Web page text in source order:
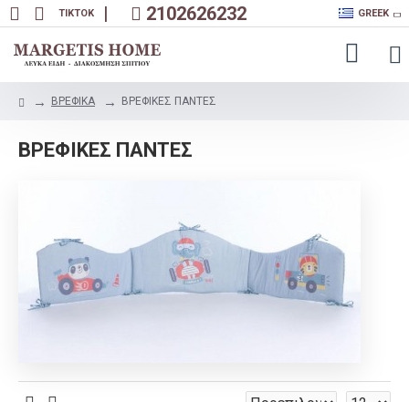
TIKTOK | 2102626232 GREEK
ΒΡΕΦΙΚΑ ΒΡΕΦΙΚΕΣ ΠΑΝΤΕΣ
ΒΡΕΦΙΚΕΣ ΠΑΝΤΕΣ